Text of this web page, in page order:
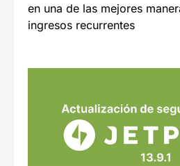
en una de las mejores
ingresos recurrentes